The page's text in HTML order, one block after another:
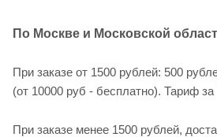
По Москве и Московской
При заказе от 1500 рублей: 500
(от 10000 руб - бесплатно). Тариф
При заказе менее 1500 рублей,